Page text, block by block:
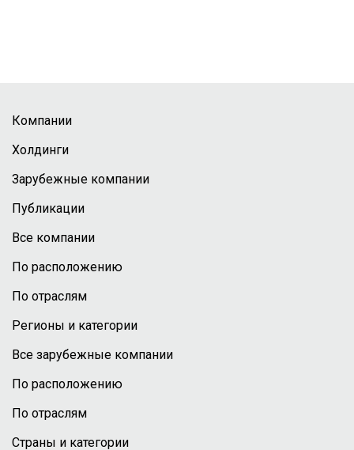
Компании
Холдинги
Зарубежные компании
Публикации
Все компании
По расположению
По отраслям
Регионы и категории
Все зарубежные компании
По расположению
По отраслям
Страны и категории